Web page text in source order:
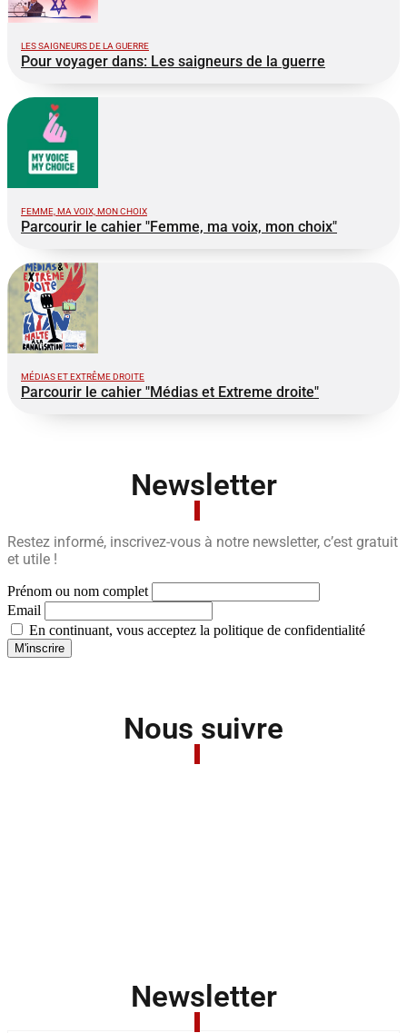
LES SAIGNEURS DE LA GUERRE
Pour voyager dans: Les saigneurs de la guerre
FEMME, MA VOIX, MON CHOIX
Parcourir le cahier "Femme, ma voix, mon choix"
MÉDIAS ET EXTRÊME DROITE
Parcourir le cahier "Médias et Extreme droite"
Newsletter
Restez informé, inscrivez-vous à notre newsletter, c’est gratuit
et utile !
Prénom ou nom complet
Email
En continuant, vous acceptez la politique de confidentialité
Nous suivre
Newsletter